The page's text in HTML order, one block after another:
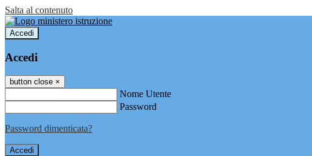
Salta al contenuto
Accedi
Accedi
button close ×
Nome Utente
Password
Password dimenticata?